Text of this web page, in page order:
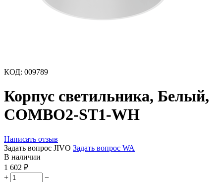
КОД: 009789
Корпус светильника, Белый,
COMBO2-ST1-WH
Написать отзыв
Задать вопрос JIVO Задать вопрос WA
В наличии
1 602 ₽
+
−